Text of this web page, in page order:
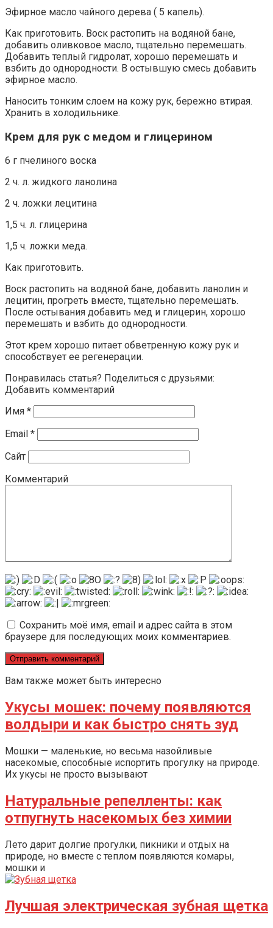
Эфирное масло чайного дерева ( 5 капель).
Как приготовить. Воск растопить на водяной бане,
добавить оливковое масло, тщательно перемешать.
Добавить теплый гидролат, хорошо перемешать и
взбить до однородности. В остывшую смесь добавить
эфирное масло.
Наносить тонким слоем на кожу рук, бережно втирая.
Хранить в холодильнике.
Крем для рук с медом и глицерином
6 г пчелиного воска
2 ч. л. жидкого ланолина
2 ч. ложки лецитина
1,5 ч. л. глицерина
1,5 ч. ложки меда.
Как приготовить.
Воск растопить на водяной бане, добавить ланолин и
лецитин, прогреть вместе, тщательно перемешать.
После остывания добавить мед и глицерин, хорошо
перемешать и взбить до однородности.
Этот крем хорошо питает обветренную кожу рук и
способствует ее регенерации.
Понравилась статья? Поделиться с друзьями:
Добавить комментарий
Имя *
Email *
Сайт
Комментарий
Сохранить моё имя, email и адрес сайта в этом
браузере для последующих моих комментариев.
Вам также может быть интересно
Укусы мошек: почему появляются
волдыри и как быстро снять зуд
Мошки — маленькие, но весьма назойливые
насекомые, способные испортить прогулку на природе.
Их укусы не просто вызывают
Натуральные репелленты: как
отпугнуть насекомых без химии
Лето дарит долгие прогулки, пикники и отдых на
природе, но вместе с теплом появляются комары,
мошки и
Лучшая электрическая зубная щетка